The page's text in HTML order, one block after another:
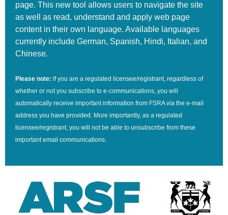
page. This new tool allows users to navigate the site
as well as read, understand and apply web page
content in their own language. Available languages
currently include German, Spanish, Hindi, Italian, and
Chinese.
Please note: If you are a regulated licensee/registrant, regardless of
whether or not you subscribe to e-communications, you will
automatically receive important information from FSRA via the e-mail
address you have provided. More importantly, as a regulated
licensee/registrant, you will not be able to unsubscribe from these
important email communications.